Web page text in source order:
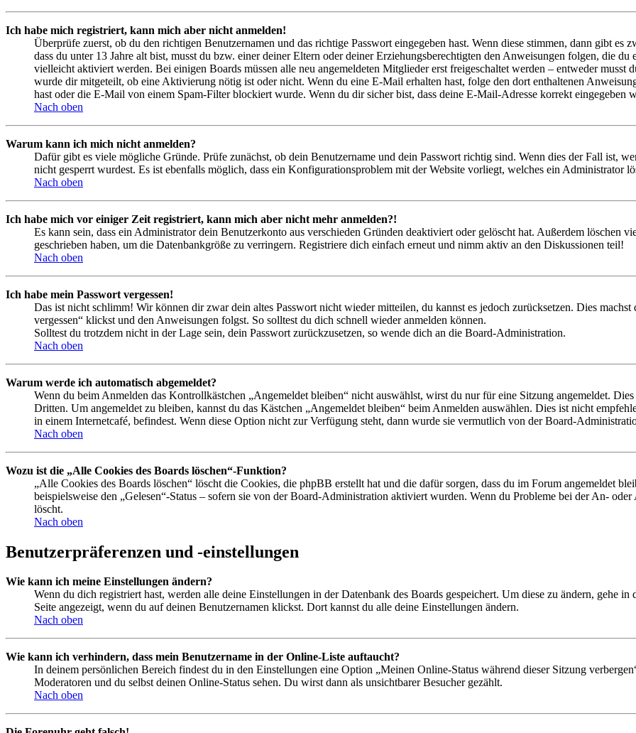
Ich habe mich registriert, kann mich aber nicht anmelden!
Überprüfe zuerst, ob du den richtigen Benutzernamen und das richtige Passwort eingegeben hast. Wenn diese stimmen, dann gibt es
dass du unter 13 Jahre alt bist, musst du bzw. einer deiner Eltern oder deiner Erziehungsberechtigten den Anweisungen folgen, die
vielleicht aktiviert werden. Bei einigen Boards müssen alle neu angemeldeten Mitglieder erst freigeschaltet werden – entweder musst
wurde dir mitgeteilt, ob eine Aktivierung nötig ist oder nicht. Wenn du eine E-Mail erhalten hast, folge den dort enthaltenen
hast oder die E-Mail von einem Spam-Filter blockiert wurde. Wenn du dir sicher bist, dass deine E-Mail-Adresse korrekt eingegeben
Nach oben
Warum kann ich mich nicht anmelden?
Dafür gibt es viele mögliche Gründe. Prüfe zunächst, ob dein Benutzername und dein Passwort richtig sind. Wenn dies der Fall ist,
nicht gesperrt wurdest. Es ist ebenfalls möglich, dass ein Konfigurationsproblem mit der Website vorliegt, welches ein Administrator
Nach oben
Ich habe mich vor einiger Zeit registriert, kann mich aber nicht mehr anmelden?!
Es kann sein, dass ein Administrator dein Benutzerkonto aus verschieden Gründen deaktiviert oder gelöscht hat. Außerdem löschen
geschrieben haben, um die Datenbankgröße zu verringern. Registriere dich einfach erneut und nimm aktiv an den Diskussionen teil!
Nach oben
Ich habe mein Passwort vergessen!
Das ist nicht schlimm! Wir können dir zwar dein altes Passwort nicht wieder mitteilen, du kannst es jedoch zurücksetzen. Dies
vergessen“ klickst und den Anweisungen folgst. So solltest du dich schnell wieder anmelden können.
Solltest du trotzdem nicht in der Lage sein, dein Passwort zurückzusetzen, so wende dich an die Board-Administration.
Nach oben
Warum werde ich automatisch abgemeldet?
Wenn du beim Anmelden das Kontrollkästchen „Angemeldet bleiben“ nicht auswählst, wirst du nur für eine Sitzung angemeldet.
Dritten. Um angemeldet zu bleiben, kannst du das Kästchen „Angemeldet bleiben“ beim Anmelden auswählen. Dies ist nicht
in einem Internetcafé, befindest. Wenn diese Option nicht zur Verfügung steht, dann wurde sie vermutlich von der Board-
Nach oben
Wozu ist die „Alle Cookies des Boards löschen“-Funktion?
„Alle Cookies des Boards löschen“ löscht die Cookies, die phpBB erstellt hat und die dafür sorgen, dass du im Forum angemeldet
beispielsweise den „Gelesen“-Status – sofern sie von der Board-Administration aktiviert wurden. Wenn du Probleme bei der An-
löscht.
Nach oben
Benutzerpräferenzen und -einstellungen
Wie kann ich meine Einstellungen ändern?
Wenn du dich registriert hast, werden alle deine Einstellungen in der Datenbank des Boards gespeichert. Um diese zu ändern, gehe
Seite angezeigt, wenn du auf deinen Benutzernamen klickst. Dort kannst du alle deine Einstellungen ändern.
Nach oben
Wie kann ich verhindern, dass mein Benutzername in der Online-Liste auftaucht?
In deinem persönlichen Bereich findest du in den Einstellungen eine Option „Meinen Online-Status während dieser Sitzung
Moderatoren und du selbst deinen Online-Status sehen. Du wirst dann als unsichtbarer Besucher gezählt.
Nach oben